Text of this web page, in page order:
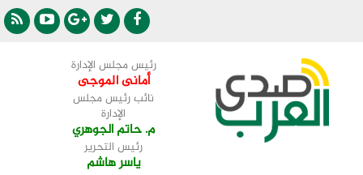
رئيس مجلس الإدارة
أمانى الموجى
نائب رئيس مجلس
الإدارة
م. حاتم الجوهري
رئيس التحرير
ياسر هاشم